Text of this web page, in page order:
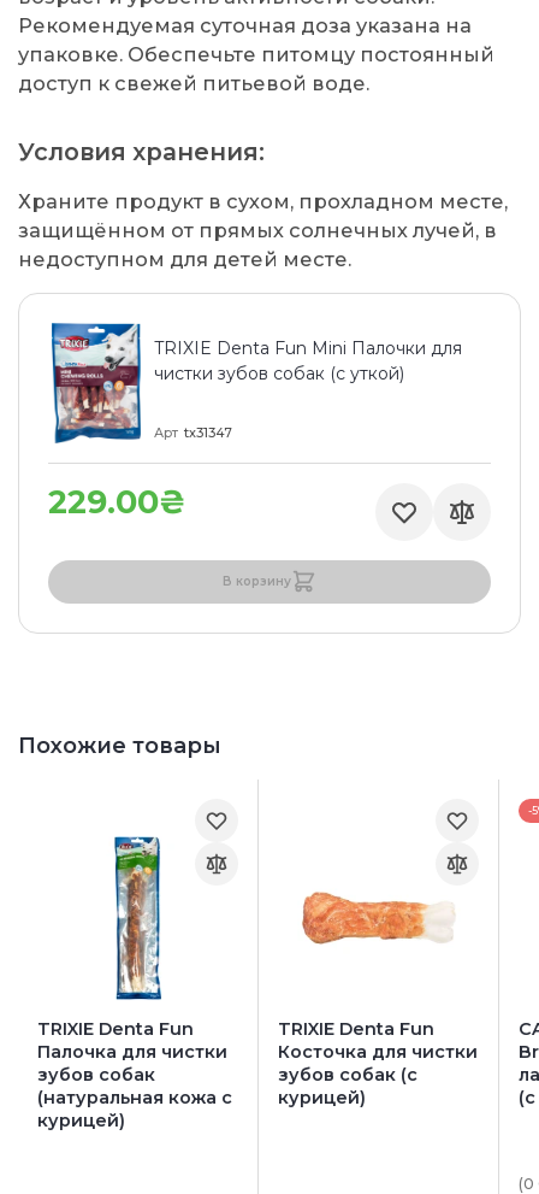
Рекомендуемая суточная доза указана на
упаковке. Обеспечьте питомцу постоянный
доступ к свежей питьевой воде.
Условия хранения:
Храните продукт в сухом, прохладном месте,
защищённом от прямых солнечных лучей, в
недоступном для детей месте.
TRIXIE Denta Fun Mini Палочки для
чистки зубов собак (с уткой)
Арт tx31347
229.00₴
В корзину
Похожие товары
TRIXIE Denta Fun
Палочка для чистки
зубов собак
(натуральная кожа с
курицей)
TRIXIE Denta Fun
Косточка для чистки
зубов собак (с
курицей)
-
(0